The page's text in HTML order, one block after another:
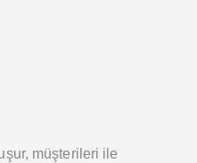
müşterileri ile